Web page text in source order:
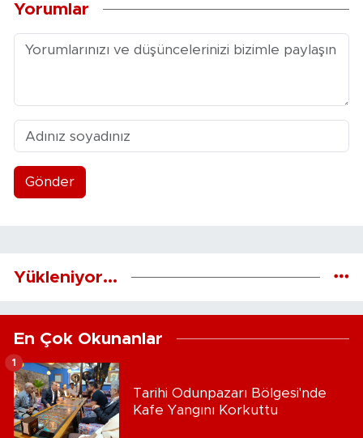
Yorumlar
Gönder
Yükleniyor...
En Çok Okunanlar
Tarihi Odunpazarı Bölgesi'nde
Kafe Yangını Korkuttu
1